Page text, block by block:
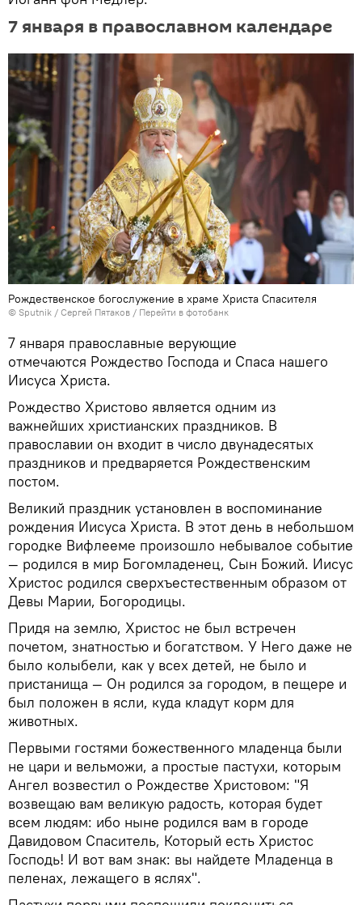
7 января в православном календаре
Рождественское богослужение в храме Христа Спасителя
© Sputnik / Сергей Пятаков / Перейти в фотобанк
7 января православные верующие
отмечаются Рождество Господа и Спаса нашего
Иисуса Христа.
Рождество Христово является одним из
важнейших христианских праздников. В
православии он входит в число двунадесятых
праздников и предваряется Рождественским
постом.
Великий праздник установлен в воспоминание
рождения Иисуса Христа. В этот день в небольшом
городке Вифлееме произошло небывалое событие
— родился в мир Богомладенец, Сын Божий. Иисус
Христос родился сверхъестественным образом от
Девы Марии, Богородицы.
Придя на землю, Христос не был встречен
почетом, знатностью и богатством. У Него даже не
было колыбели, как у всех детей, не было и
пристанища — Он родился за городом, в пещере и
был положен в ясли, куда кладут корм для
животных.
Первыми гостями божественного младенца были
не цари и вельможи, а простые пастухи, которым
Ангел возвестил о Рождестве Христовом: "Я
возвещаю вам великую радость, которая будет
всем людям: ибо ныне родился вам в городе
Давидовом Спаситель, Который есть Христос
Господь! И вот вам знак: вы найдете Младенца в
пеленах, лежащего в яслях".